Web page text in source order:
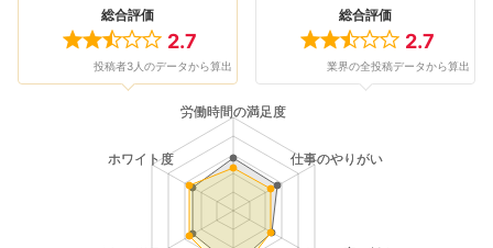
総合評価
2.7
投稿者3人のデータから算出
総合評価
2.7
業界の全投稿データから算出